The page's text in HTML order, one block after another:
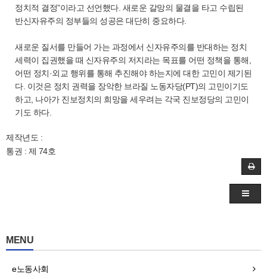
정치적 결정”이라고 선언했다. 새로운 갈망의 물결을 타고 수립된
반신자유주의 정부들의 성공은 대단히 중요하다.
새로운 질서를 만들어 가는 과정에서 신자유주의를 반대하는 정치
세력이 집권했을 때 신자유주의 저지라는 목표를 어떤 정책을 통해,
어떤 정치·외교 행위를 통해 추진해야 하는지에 대한 고민이 제기된
다. 이것은 정치 권력을 장악한 브라질 노동자당(PT)의 고민이기도
하고, 나아가 진보정치의 희망을 세우려는 각국 진보정당의 고민이
기도 하다.
제작년도 :
통권 : 제 74호
MENU
e노동사회